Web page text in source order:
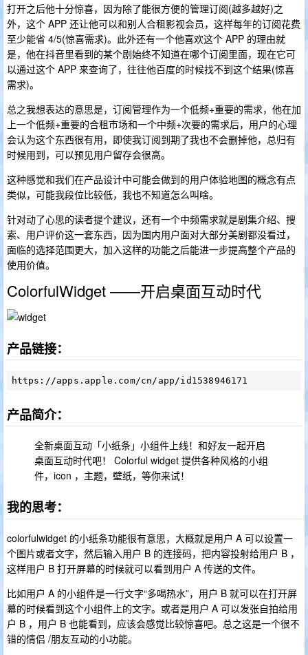
打开之后他十分惊喜，因为除了能很方便的管理订阅(越多越好)之
外，这个 APP 还让他可以和别人合租影视会员，这样每年的订阅花费
至少能省 4/5(惊喜需求)。此外还有一个他喜欢这个 APP 的理由就
是，他在抖音里看到的某个剧始终不知道在哪个订阅里面，现在它可
以通过这个 APP 来查询了，往往他百度的时候找不到这个结果(惊喜
需求)。
总之我想表达的意思是，订阅管理作为一个低频+重要的需求，他在加
上一个低频+重要的合租市场和一个中频+次要的需求后，用户的心理
会认为这个东西很有用，即使我订阅到期了我也不会删掉他，总归有
时候用到，可以预见用户留存会很高。
这种感觉和我们在产品设计中可能会做到的用户体验地图的概念有点
类似，可能我段位比较低，我也不知道怎么叫啥。
针对动了心思的读者提个建议，还有一个中频需求就是剧集介绍、搜
索、用户评价这一套东西，因为国内用户面对大部分美剧都没看过，
面临的选择范围更大，加入这样的功能之后能进一步提高整个产品的
使用价值。
ColorfulWidget ——开启桌面互动时代
产品链接：
产品简介：
全新桌面互动「小纸条」小组件上线！和好友一起开启
桌面互动时代吧！ Colorful widget 提供各种风格的小组
件，icon ，主题，壁纸，等你来试！
我的思考：
colorfulwidget 的小纸条功能很有意思，大概就是用户 A 可以设置一
个图片或者文字，然后输入用户 B 的连接码，把内容投射给用户 B ，
这样用户 B 打开屏幕的时候就可以看到用户 A 传送的文件。
比如用户 A 的小组件是一行文字“多喝热水”，用户 B 就可以在打开屏
幕的时候看到这个小组件上的文字。或者是用户 A 可以发张自拍给用
户 B ，用户 B 也能看到，应该会感觉比较惊喜吧。总之这是一个很不
错的情侣 /朋友互动的小功能。